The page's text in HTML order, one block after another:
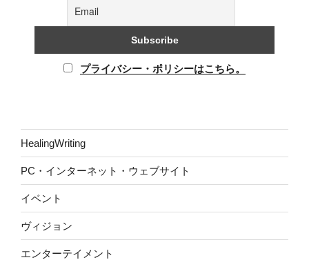
プライバシー・ポリシーはこちら。
HealingWriting
PC・インターネット・ウェブサイト
イベント
ヴィジョン
エンターテイメント